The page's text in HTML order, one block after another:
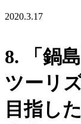
2020.3.17
8. 「鍋
ツーリ
目指し